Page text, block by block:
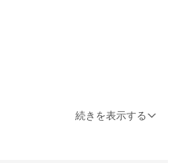
続きを表示する